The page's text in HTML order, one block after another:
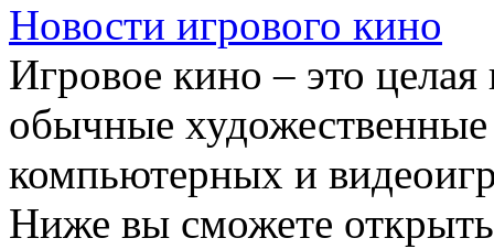
Новости игрового кино
Игровое кино – это
обычные
компьютерных и
Ниже вы сможете